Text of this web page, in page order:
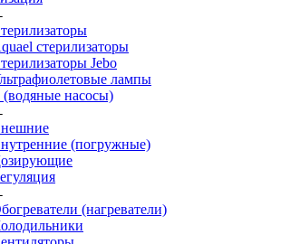
стерилизаторы
Jebo
лампы
насосы)
(погружные)
(нагреватели)